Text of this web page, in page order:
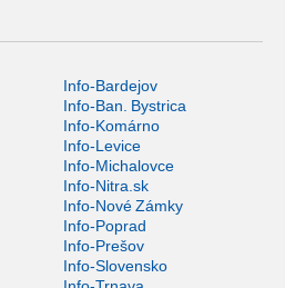
Info-Bardejov
Info-Ban. Bystrica
Info-Komárno
Info-Levice
Info-Michalovce
Info-Nitra.sk
Info-Nové Zámky
Info-Poprad
Info-Prešov
Info-Slovensko